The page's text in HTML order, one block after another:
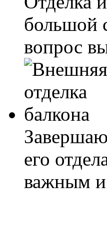
большой
вопрос
его
важным и